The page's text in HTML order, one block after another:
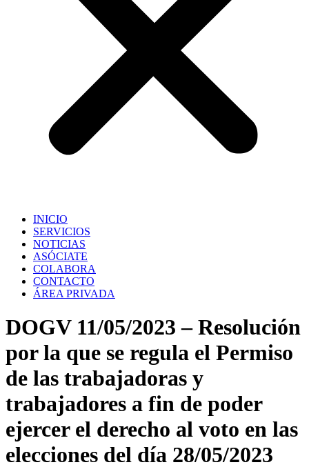
INICIO
SERVICIOS
NOTICIAS
ASÓCIATE
COLABORA
CONTACTO
ÁREA PRIVADA
DOGV 11/05/2023 – Resolución
por la que se regula el Permiso
de las trabajadoras y
trabajadores a fin de poder
ejercer el derecho al voto en las
elecciones del día 28/05/2023